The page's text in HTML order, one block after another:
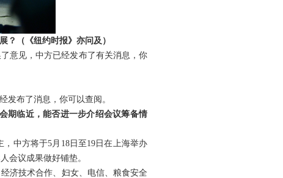
？（《纽约时报》亦问及）
意见，中方已经发布了有关消息，你
发布了消息，你可以查阅。
期临近，能否进一步介绍会议筹备情
中方将于5月18日至19日在上海举办
会议成果做好铺垫。
济技术合作、妇女、电信、粮食安全